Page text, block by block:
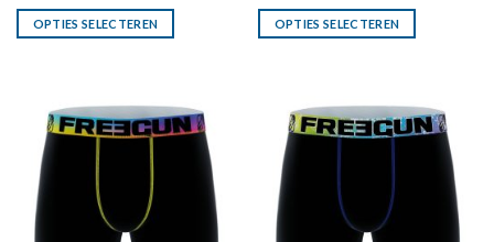
was:
€35.00.
is:
€25.00.
OPTIES SELECTEREN OPTIES SELECTEREN